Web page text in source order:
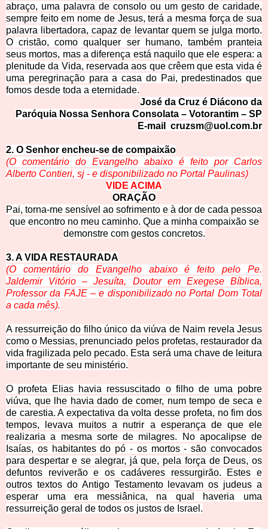
abraço, uma palavra de consolo ou um gesto de caridade,
sempre feito em nome de Jesus, terá a mesma força de sua
palavra libertadora, capaz de levantar quem se julga morto.
O cristão, como qualquer ser humano, também pranteia
seus mortos, mas a diferença está naquilo que ele espera: a
plenitude da Vida, reservada aos que crêem que esta vida é
uma peregrinação para a casa do Pai, predestinados que
fomos desde toda a eternidade.
José da Cruz é Diácono da
Paróquia Nossa Senhora Consolata – Votorantim – S P
E-mail cruzsm@uol.com.br
2. O Senhor encheu-se de compaixão
(O comentário do Evangelho abaixo é feito por Carlos
Alberto Contieri, sj - e disponibilizado no Portal Paulinas)
VIDE ACIMA
ORAÇÃO
Pai, torna-me sensível ao sofrimento e à dor de cada pessoa
que encontro no meu caminho. Que a minha compaixão se
demonstre com gestos concretos.
3. A VIDA RESTAURA DA
(O comentário do Evangelho abaixo é feito pelo Pe.
Jaldemir Vitório – Jesuíta, Doutor em Exegese Bíblica,
Professorda FAJE – e disponibilizado no Portal Dom Total
a cada mês).
A ressurreição do filho único da viúva de Naim revela Jesus
como o Messias, prenunciado pelos profetas, restaurador da
vida fragilizada pelo pecado. Esta será uma chave de leitura
importante de seu ministério.
O profeta Elias havia ressuscitado o filho de uma pobre
viúva, que lhe havia dado de comer, num tempo de seca e
de carestia. A expectativa da volta desse profeta, no fim dos
tempos, levava muitos a nutrir a esperança de que ele
realizaria a mesma sorte de milagres. No apocalipse de
Isaías, os habitantes do pó - os mortos - são convocados
para despertar e se alegrar, já que, pela força de Deus, os
defuntos reviverão e os cadáveres ressurgirão. Estes e
outros textos do Antigo Testamento levavam os judeus a
esperar uma era messiânica, na qual haveria uma
ressurreição geral de todos os justos de Israel.